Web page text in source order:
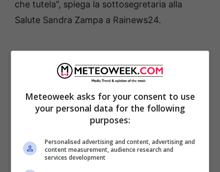
che tutela”, spiega la sottosegretaria alla
Salute Sandra Zampa a Rainews24.
Meteoweek asks for your consent to use
your personal data for the following
purposes:
Personalised advertising and content, advertising and
content measurement, audience research and
services development